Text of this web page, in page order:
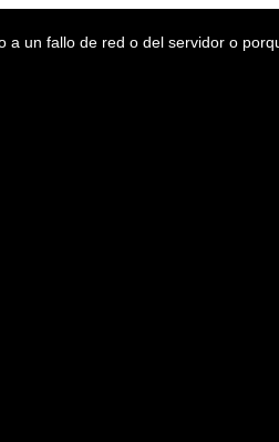
un fallo de red o del servidor o